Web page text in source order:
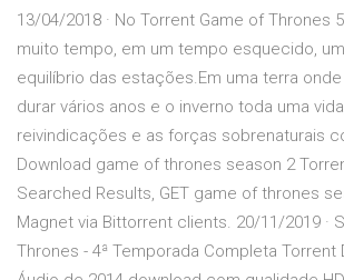
13/04/2018 · No Torrent Game of Thrones
muito tempo, em um tempo esquecido,
equilíbrio das estações.Em uma terra
durar vários anos e o inverno toda uma
reivindicações e as forças sobrenaturais
Download game of thrones season 2
Searched Results, GET game of thrones
Magnet via Bittorrent clients. 20/11/2019 ·
Thrones - 4ª Temporada Completa Torrent